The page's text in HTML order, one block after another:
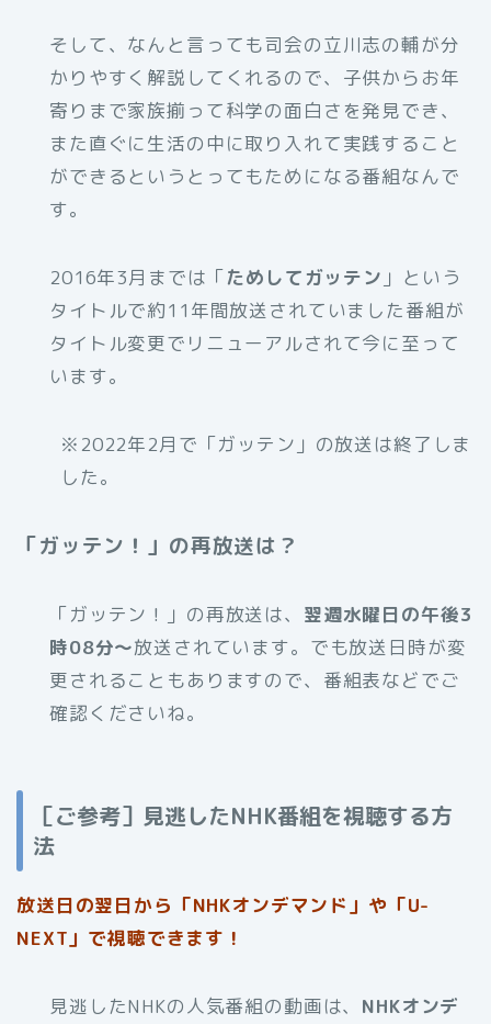
そして、なんと言っても司会の立川志の輔が分
かりやすく解説してくれるので、子供からお年
寄りまで家族揃って科学の面白さを発見でき、
また直ぐに生活の中に取り入れて実践すること
ができるというとってもためになる番組なんで
す。
2016年3月までは「ためしてガッテン 」という
タイトルで約11年間放送されていました番組が
タイトル変更でリニューアルされて今に至って
います。
※2022年2月で「ガッテン」の放送は終了しま
した。
「ガッテン！」の再放送は？
「ガッテン！」の再放送は、 翌週水曜日の午後3
時08分～放送されています。でも放送日時が変
更されることもありますので、番組表などでご
確認くださいね。
［ご参考］見逃したNHK番組を視聴する方
法
放送日の翌日から「NHKオンデマンド」や「U-
NEXT」で視聴できます！
見逃したNHKの人気番組の動画は、 NHKオンデ